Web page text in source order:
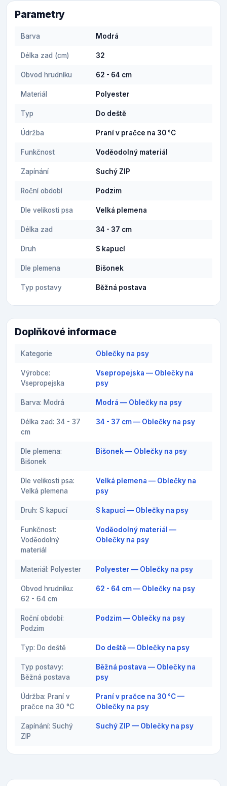
Parametry
Barva Modrá
Délka zad (cm) 32
Obvod hrudníku 62 - 64 cm
Materiál Polyester
Typ Do deště
Údržba Praní v pračce na 30 °C
Funkčnost Voděodolný materiál
Zapínání Suchý ZIP
Roční období Podzim
Dle velikosti psa Velká plemena
Délka zad 34 - 37 cm
Druh S kapucí
Dle plemena Bišonek
Typ postavy Běžná postava
Doplňkové informace
Kategorie Oblečky na psy
Výrobce:
Vsepropejska
Vsepropejska — Oblečky na
psy
Barva: Modrá Modrá — Oblečky na psy
Délka zad: 34 - 37
cm
34 - 37 cm — Oblečky na psy
Dle plemena:
Bišonek
Bišonek — Oblečky na psy
Dle velikosti psa:
Velká plemena
Velká plemena — Oblečky na
psy
Druh: S kapucí S kapucí — Oblečky na psy
Funkčnost:
Voděodolný
materiál
Voděodolný materiál —
Oblečky na psy
Materiál: Polyester Polyester — Oblečky na psy
Obvod hrudníku:
62 - 64 cm
62 - 64 cm — Oblečky na psy
Roční období:
Podzim
Podzim — Oblečky na psy
Typ: Do deště Do deště — Oblečky na psy
Typ postavy:
Běžná postava
Běžná postava — Oblečky na
psy
Údržba: Praní v
pračce na 30 °C
Praní v pračce na 30 °C —
Oblečky na psy
Zapínání: Suchý
ZIP
Suchý ZIP — Oblečky na psy